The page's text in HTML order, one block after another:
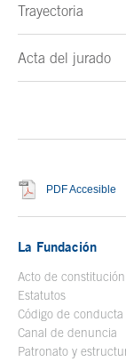
Trayectoria
Acta del jurado
PDF Accesible
La Fundación
Acto de constitución
Estatutos
Código de conducta
Canal de denuncia
Patronato y